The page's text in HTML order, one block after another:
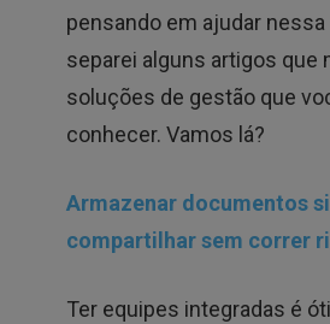
pensando em ajudar
separei alguns artigos que
soluções de gestão que
conhecer. Vamos lá?
Armazenar documentos
compartilhar sem correr
Ter equipes integradas é